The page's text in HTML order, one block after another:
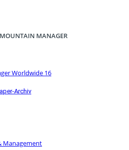
MANAGER
Archiv
Management